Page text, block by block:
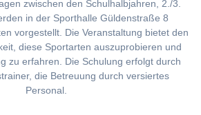
zwischen den Schulhalbjahren, 2./3.
in der Sporthalle Güldenstraße 8
vorgestellt. Die Veranstaltung bietet den
diese Sportarten auszuprobieren und
zu erfahren. Die Schulung erfolgt durch
die Betreuung durch versiertes
Personal.